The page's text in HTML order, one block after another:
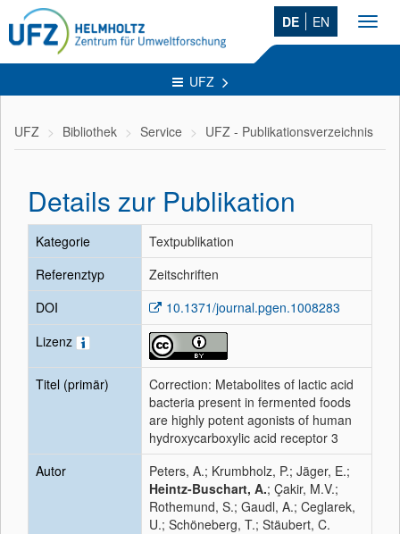
DE EN
UFZ
UFZ Bibliothek Service UFZ - Publikationsverzeichnis
Details zur Publikation
Kategorie
Textpublikation
Referenztyp
Zeitschriften
DOI
10.1371/journal.pgen.1008283
Lizenz
Titel (primär)
Correction: Metabolites of lactic acid
bacteria present in fermented foods
are highly potent agonists of human
hydroxycarboxylic acid receptor 3
Autor
Peters, A.; Krumbholz, P.; Jäger, E.;
Heintz-Buschart, A.; Çakir, M.V.;
Rothemund, S.; Gaudl, A.; Ceglarek,
U.; Schöneberg, T.; Stäubert, C.